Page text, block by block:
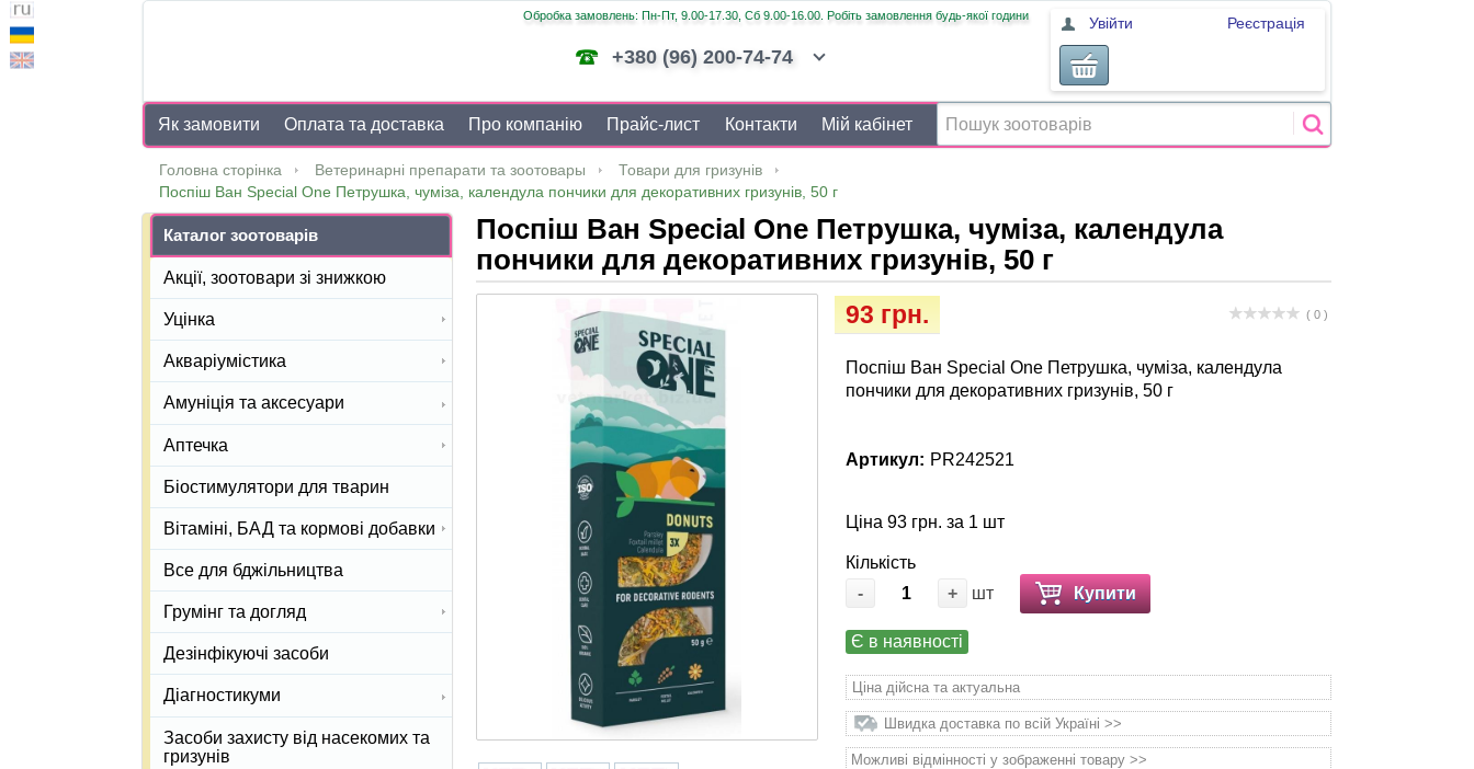
Обробка замовлень: Пн-Пт, 9.00-17.30, Сб 9.00-16.00. Робіть замовлення будь-якої години
+380 (96) 200-74-74
Увійти Реєстрація
Як замовити Оплата та доставка Про компанію Прайс-лист Контакти Мій кабінет
Головна сторінка Ветеринарні препарати та зоотовары
Товари для гризунів
Поспіш Ван Speciаl One Петрушка, чуміза, календула пончики для декоративних гризунів, 50 г
Поспіш Ван Speciаl One Петрушка, чуміза, календула
пончики для декоративних гризунів, 50 г
( 0 )
93 грн.
Поспіш Ван Speciаl One Петрушка, чуміза, календула
пончики для декоративних гризунів, 50 г
Артикул: PR242521
Ціна 93 грн. за 1 шт
Кількість
-
+ шт Купити
Є в наявності
Ціна дійсна та актуальна
Швидка доставка по всій Україні >>
Можливі відмінності у зображенні товару >>
Каталог зоотоварів
Акції, зоотовари зі знижкою
Уцінка
Акваріумістика
Амуніція та аксесуари
Аптечка
Біостимулятори для тварин
Вітаміні, БАД та кормові добавки
Все для бджільництва
Грумінг та догляд
Дезінфікуючі засоби
Діагностикуми
Засоби захисту від насекомих та
гризунів